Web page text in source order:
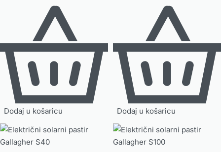
Dodaj u košaricu Dodaj u košaricu